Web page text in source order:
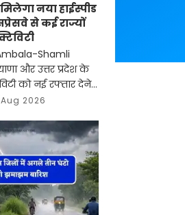
नया हाईस्पीड
से कई राज्यों
Shamli
और उत्तर प्रदेश के
को नई रफ्तार देने
लंबा अंबाला-शामली
से आकार ले
2026